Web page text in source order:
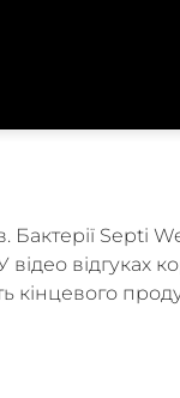
Бактерії Septi
відгуках
кінцевого